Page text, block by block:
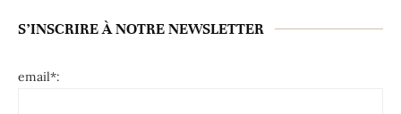
S’INSCRIRE À NOTRE NEWSLETTER
email*: